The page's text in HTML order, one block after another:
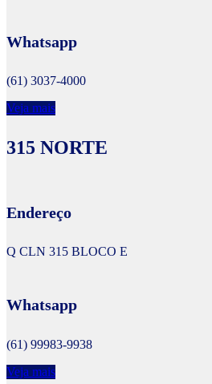
Whatsapp
(61) 3037-4000
Veja mais
315 NORTE
Endereço
Q CLN 315 BLOCO E
Whatsapp
(61) 99983-9938
Veja mais